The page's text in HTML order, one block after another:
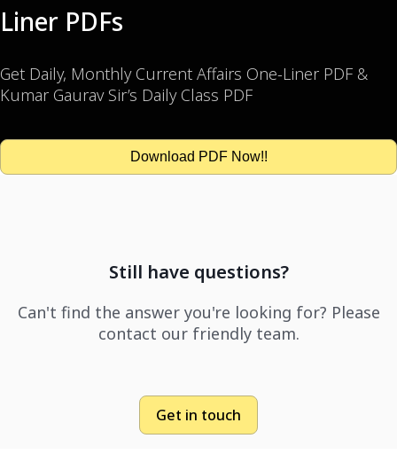
Liner PDFs
Get Daily, Monthly Current Affairs One-Liner PDF &
Kumar Gaurav Sir’s Daily Class PDF
Download PDF Now!!
Still have questions?
Can't find the answer you're looking for? Please
contact our friendly team.
Get in touch